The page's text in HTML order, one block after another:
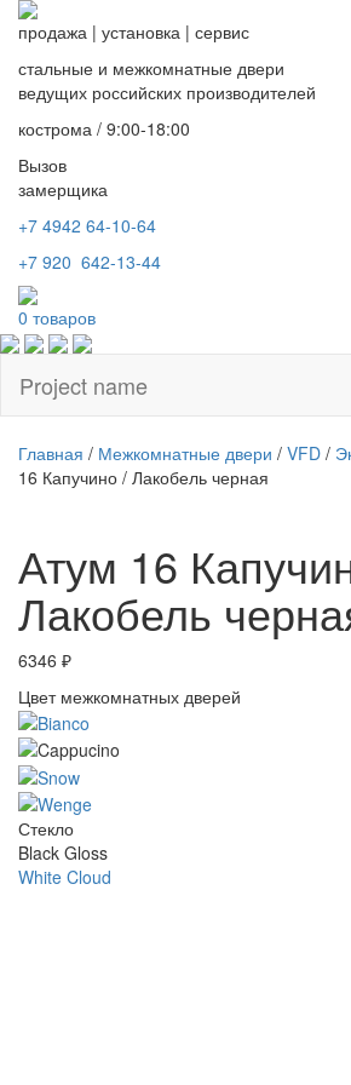
продажа | установка | сервис
стальные и межкомнатные двери
ведущих российских производителей
кострома / 9:00-18:00
Вызов
замерщика
+7 4942 64-10-64
+7 920 642-13-44
0 товаров
Project name
Главная / Межкомнатные двери / VFD /
16 Капучино / Лакобель черная
Атум 16
Лакобель
6346 ₽
Цвет межкомнатных дверей
Стекло
Black Gloss
White Cloud